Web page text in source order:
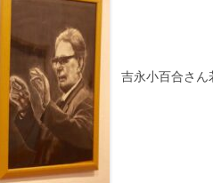
吉永小百合さん